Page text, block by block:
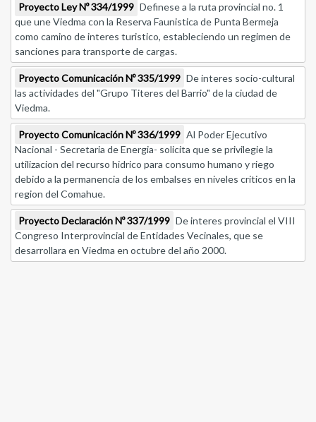
Proyecto Ley Nº 334/1999 Definese a la ruta provincial no. 1
que une Viedma con la Reserva Faunistica de Punta Bermeja
como camino de interes turistico, estableciendo un regimen de
sanciones para transporte de cargas.
Proyecto Comunicación Nº 335/1999 De interes socio-cultural
las actividades del "Grupo Titeres del Barrio" de la ciudad de
Viedma.
Proyecto Comunicación Nº 336/1999 Al Poder Ejecutivo
Nacional - Secretaria de Energia- solicita que se privilegie la
utilizacion del recurso hidrico para consumo humano y riego
debido a la permanencia de los embalses en niveles criticos en la
region del Comahue.
Proyecto Declaración Nº 337/1999 De interes provincial el VIII
Congreso Interprovincial de Entidades Vecinales, que se
desarrollara en Viedma en octubre del año 2000.